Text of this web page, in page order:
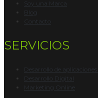
Soy una Marca
Blog
Contacto
SERVICIOS
Desarrollo de
Desarrollo Digital
Marketing Online